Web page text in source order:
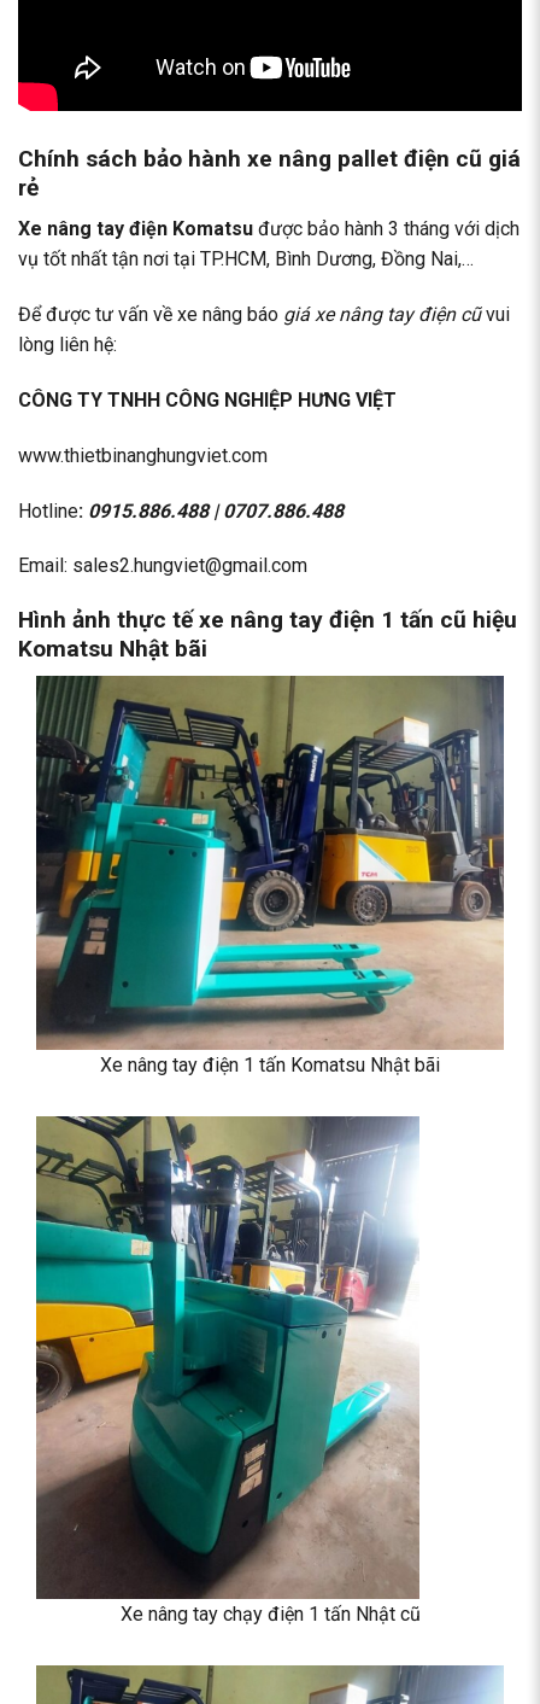
Chính sách bảo hành xe nâng pallet điện cũ giá
rẻ
Xe nâng tay điện Komatsu được bảo hành 3 tháng với dịch
vụ tốt nhất tận nơi tại TP.HCM, Bình Dương, Đồng Nai,…
Để được tư vấn về xe nâng báo giá xe nâng tay điện cũvui
lòng liên hệ:
CÔNG TY TNHH CÔNG NGHIỆP HƯNG VIỆT
www.thietbinanghungviet.com
Hotline: 0915.886.488|0707.886.488
Email: sales2.hungviet@gmail.com
Hình ảnh thực tế xe nâng tay điện 1 tấn cũ hiệu
Komatsu Nhật bãi
Xe nâng tay điện 1 tấn Komatsu Nhật bãi
Xe nâng tay chạy điện 1 tấn Nhật cũ